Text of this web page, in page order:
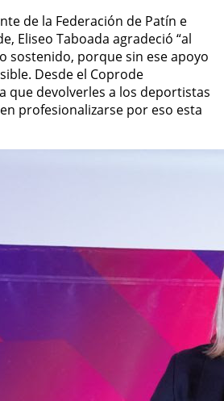
de la Federación de Patín e
Eliseo Taboada agradeció “al
sostenido, porque sin ese apoyo
Desde el Coprode
que devolverles a los deportistas
profesionalizarse por eso esta